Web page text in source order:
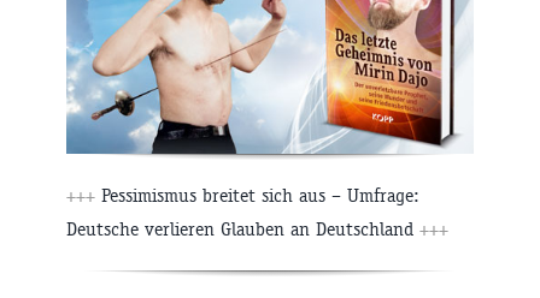
+++ Pessimismus breitet sich aus – Umfrage:
Deutsche verlieren Glauben an Deutschland +++